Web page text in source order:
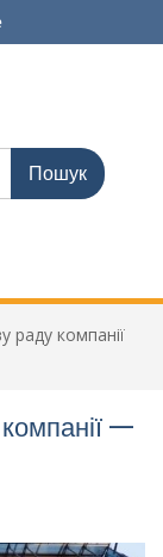
раду компанії
—